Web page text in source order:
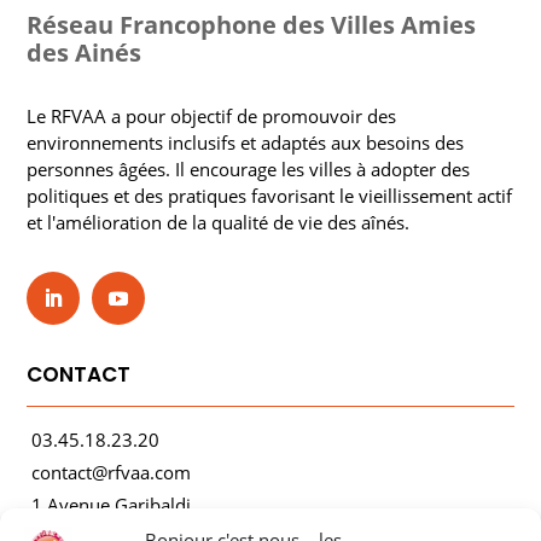
Réseau Francophone des Villes Amies
des Ainés
Le RFVAA a pour objectif de promouvoir des
environnements inclusifs et adaptés aux besoins des
personnes âgées. Il encourage les villes à adopter des
politiques et des pratiques favorisant le vieillissement actif
et l'amélioration de la qualité de vie des aînés.
CONTACT
03.45.18.23.20
contact@rfvaa.com
1 Avenue Garibaldi